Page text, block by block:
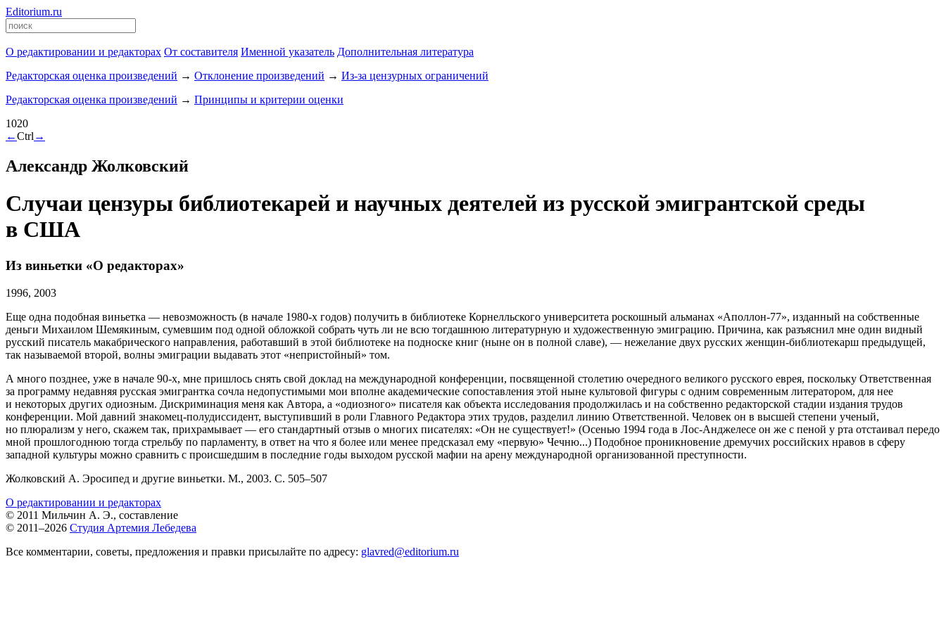
Editorium.ru
О редактировании и редакторах От составителя Именной указатель Дополнительная литература
Редакторская оценка произведений → Отклонение произведений → Из-за цензурных ограничений
Редакторская оценка произведений → Принципы и критерии оценки
1020
←Ctrl →
Александр Жолковский
Случаи цензуры библиотекарей и научных деятелей из русской эмигрантской среды
в США
Из виньетки «О редакторах»
1996, 2003
Еще одна подобная виньетка — невозможность (в начале 1980-х годов) получить в библиотеке Корнелльского университета роскошный альманах «Аполлон-77», изданный на собственные
деньги Михаилом Шемякиным, сумевшим под одной обложкой собрать чуть ли не всю тогдашнюю литературную и художественную эмиграцию. Причина, как разъяснил мне один видный
русский писатель макабрического направления, работавший в этой библиотеке на подноске книг (ныне он в полной славе), — нежелание двух русских женщин-библиотекарш предыдущей,
так называемой второй, волны эмиграции выдавать этот «непристойный» том.
А много позднее, уже в начале 90-х, мне пришлось снять свой доклад на международной конференции, посвященной столетию очередного великого русского еврея, поскольку Ответственная
за программу недавняя русская эмигрантка сочла недопустимыми мои вполне академические сопоставления этой ныне культовой фигуры с одним современным литератором, для нее
и некоторых других одиозным. Дискриминация меня как Автора, а «одиозного» писателя как объекта исследования продолжилась и на собственно редакторской стадии издания трудов
конференции. Мой давний знакомец-полудиссидент, выступивший в роли Главного Редактора этих трудов, разделил линию Ответственной. Человек он в высшей степени ученый,
но плюрализм у него, скажем так, прихрамывает — его стандартный отзыв о многих писателях: «Он не существует!» (Осенью 1994 года в Лос-Анджелесе он же с пеной у рта отстаивал передо
мной прошлогоднюю тогда стрельбу по парламенту, в ответ на что я более или менее предсказал ему «первую» Чечню...) Подобное проникновение дремучих российских нравов в сферу
западной культуры можно сравнить с происшедшим в последние годы выходом русской мафии на арену международной организованной преступности.
Жолковский А. Эросипед и другие виньетки. М., 2003. С. 505–507
О редактировании и редакторах
© 2011 Мильчин А. Э., составление
© 2011–2026 Студия Артемия Лебедева
Все комментарии, советы, предложения и правки присылайте по адресу: glavred@editorium.ru